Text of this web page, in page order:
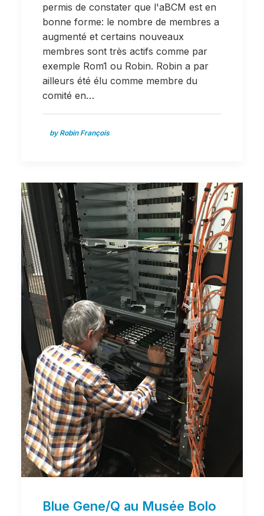
permis de constater que l'aBCM est en
bonne forme: le nombre de membres a
augmenté et certains nouveaux
membres sont très actifs comme par
exemple Rom1 ou Robin. Robin a par
ailleurs été élu comme membre du
comité en…
by Robin François
Blue Gene/Q au Musée Bolo